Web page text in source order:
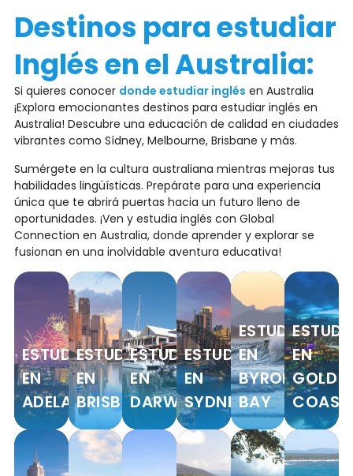
Destinos para estudiar
Inglés en el Australia:
Si quieres conocer donde estudiar inglés en Australia
¡Explora emocionantes destinos para estudiar inglés en
Australia! Descubre una educación de calidad en ciudades
vibrantes como Sídney, Melbourne, Brisbane y más.
Sumérgete en la cultura australiana mientras mejoras tus
habilidades lingüísticas. Prepárate para una experiencia
única que te abrirá puertas hacia un futuro lleno de
oportunidades. ¡Ven y estudia inglés con Global
Connection en Australia, donde aprender y explorar se
fusionan en una inolvidable aventura educativa!
ESTUDIAR
EN
ADELAIDE
ESTUDIAR
EN
BRISBANE
ESTUDIAR
EN
DARWIN
ESTUDIAR
EN
SYDNEY
ESTUDIAR
EN
BYRON
BAY
EN
GOLD
COAST